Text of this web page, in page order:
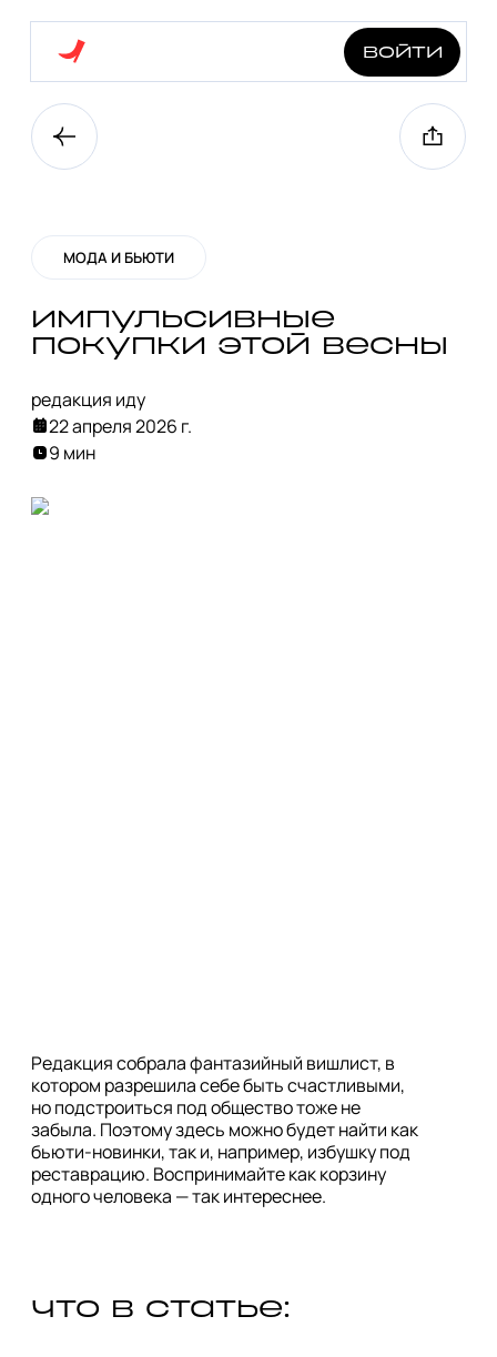
войти
МОДА И БЬЮТИ
импульсивные
покупки этой весны
редакция иду
22 апреля 2026 г.
9 мин
Редакция собрала фантазийный вишлист, в
котором разрешила себе быть счастливыми,
но подстроиться под общество тоже не
забыла. Поэтому здесь можно будет найти как
бьюти-новинки, так и, например, избушку под
реставрацию. Воспринимайте как корзину
одного человека — так интереснее.
что в статье: